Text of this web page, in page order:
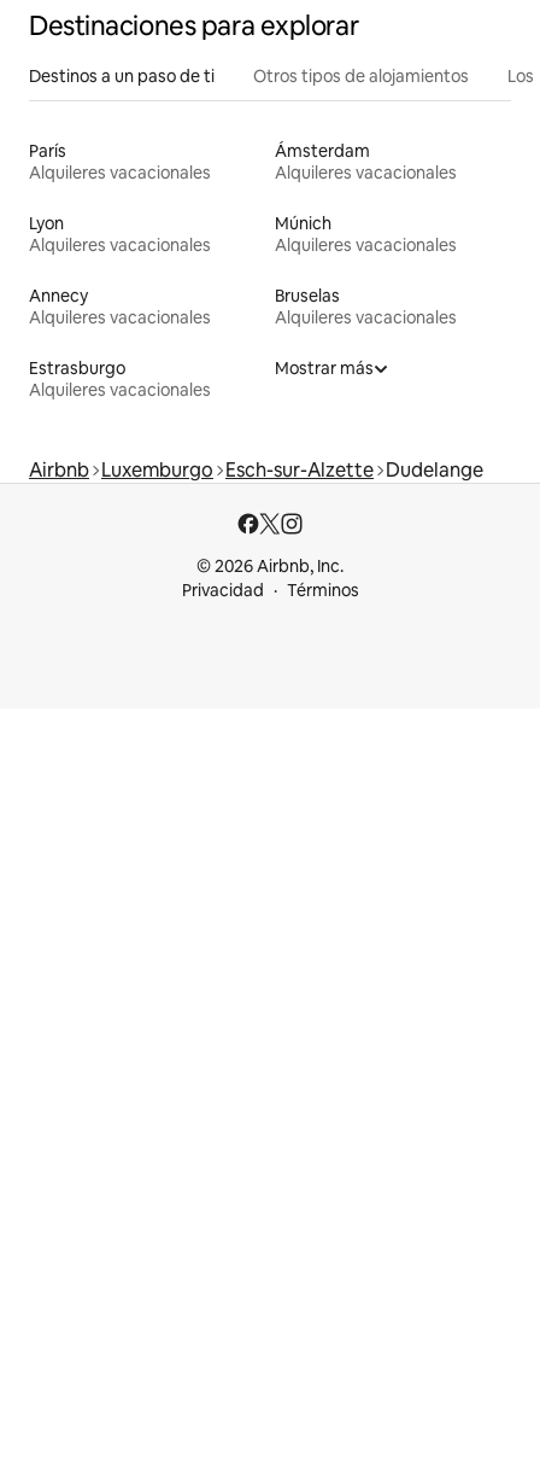
Destinaciones para explorar
Destinos a un paso de ti Otros tipos de alojamientos
París
Alquileres vacacionales
Ámsterdam
Alquileres vacacionales
Lyon
Alquileres vacacionales
Múnich
Alquileres vacacionales
Annecy
Alquileres vacacionales
Bruselas
Alquileres vacacionales
Estrasburgo
Alquileres vacacionales
Mostrar más
Airbnb Luxemburgo Esch-sur-Alzette Dudelange
© 2026 Airbnb, Inc.
Privacidad
Términos